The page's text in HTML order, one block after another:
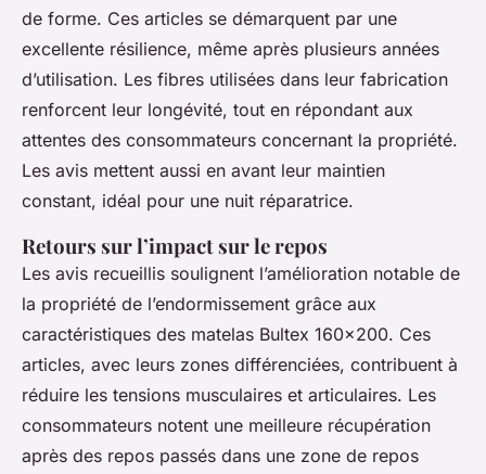
de forme. Ces articles se démarquent par une
excellente résilience, même après plusieurs années
d’utilisation. Les fibres utilisées dans leur fabrication
renforcent leur longévité, tout en répondant aux
attentes des consommateurs concernant la propriété.
Les avis mettent aussi en avant leur maintien
constant, idéal pour une nuit réparatrice.
Retours sur l’impact sur le repos
Les avis recueillis soulignent l’amélioration notable de
la propriété de l’endormissement grâce aux
caractéristiques des matelas Bultex 160x200. Ces
articles, avec leurs zones différenciées, contribuent à
réduire les tensions musculaires et articulaires. Les
consommateurs notent une meilleure récupération
après des repos passés dans une zone de repos